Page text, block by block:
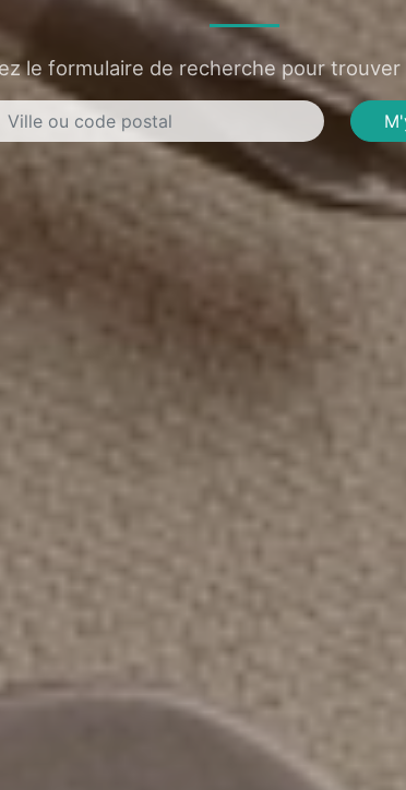
le formulaire de recherche pour trouver